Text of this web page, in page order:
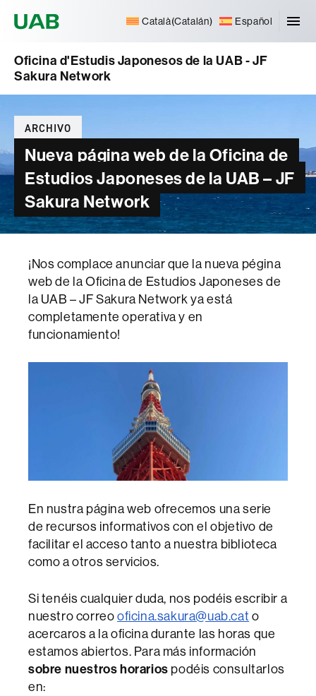
Català(Catalán) Español
Oficina d'Estudis Japonesos de la UAB - JF
Sakura Network
Categorías
ARCHIVO
Nueva página web de la Oficina de
Estudios Japoneses de la UAB – JF
Sakura Network
¡Nos complace anunciar que la nueva pégina
web de la Oficina de Estudios Japoneses de
la UAB – JF Sakura Network ya está
completamente operativa y en
funcionamiento!
En nustra página web ofrecemos una serie
de recursos informativos con el objetivo de
facilitar el acceso tanto a nuestra biblioteca
como a otros servicios.
Si tenéis cualquier duda, nos podéis escribir a
nuestro correooficina.sakura@uab.cat o
acercaros a la oficina durante las horas que
estamos abiertos. Para más información
sobre nuestros horarios podéis consultarlos
en: